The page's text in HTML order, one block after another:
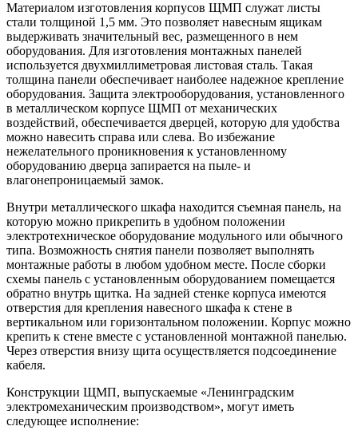
Материалом изготовления корпусов ЩМП служат листы
стали толщиной 1,5 мм. Это позволяет навесным ящикам
выдерживать значительный вес, размещенного в нем
оборудования. Для изготовления монтажных панелей
используется двухмиллиметровая листовая сталь. Такая
толщина панели обеспечивает наиболее надежное крепление
оборудования. Защита электрооборудования, установленного
в металлическом корпусе ЩМП от механических
воздействий, обеспечивается дверцей, которую для удобства
можно навесить справа или слева. Во избежание
нежелательного проникновения к установленному
оборудованию дверца запирается на пыле- и
влагонепроницаемый замок.
Внутри металлического шкафа находится съемная панель, на
которую можно прикрепить в удобном положении
электротехническое оборудование модульного или обычного
типа. Возможность снятия панели позволяет выполнять
монтажные работы в любом удобном месте. После сборки
схемы панель с установленным оборудованием помещается
обратно внутрь щитка. На задней стенке корпуса имеются
отверстия для крепления навесного шкафа к стене в
вертикальном или горизонтальном положении. Корпус можно
крепить к стене вместе с установленной монтажной панелью.
Через отверстия внизу щита осуществляется подсоединение
кабеля.
Конструкции ЩМП, выпускаемые «Ленинградским
электромеханическим производством», могут иметь
следующее исполнение: